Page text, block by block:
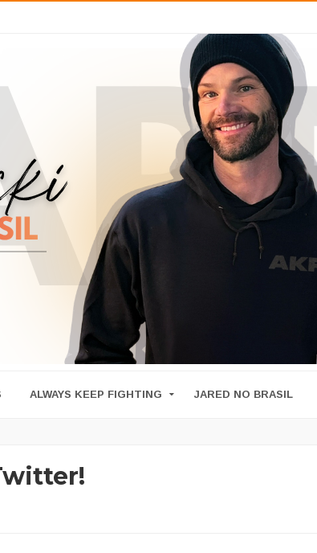
ALWAYS KEEP FIGHTING JARED NO BRASIL